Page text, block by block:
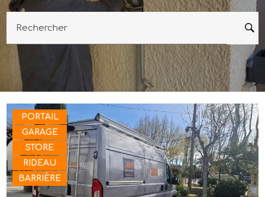
Rechercher
PORTAIL
GARAGE
STORE
RIDEAU
BARRIÈRE